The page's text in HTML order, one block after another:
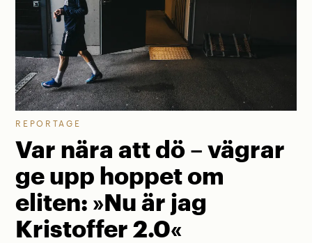
REPORTAGE
Var nära att dö – vägrar
ge upp hoppet om
eliten: »Nu är jag
Kristoffer 2.0«